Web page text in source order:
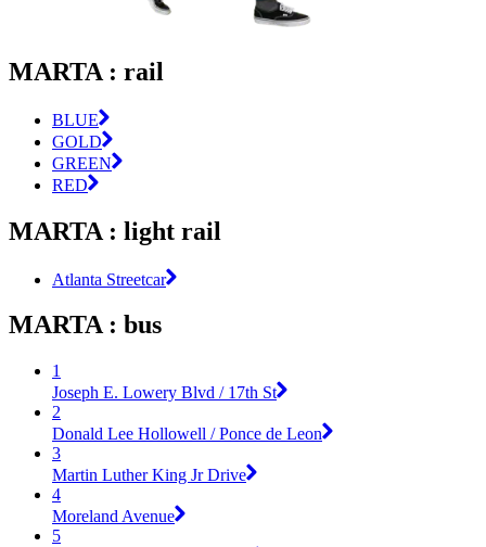
MARTA : rail
BLUE
GOLD
GREEN
RED
MARTA : light rail
Atlanta Streetcar
MARTA : bus
1
Joseph E. Lowery Blvd / 17th St
2
Donald Lee Hollowell / Ponce de Leon
3
Martin Luther King Jr Drive
4
Moreland Avenue
5